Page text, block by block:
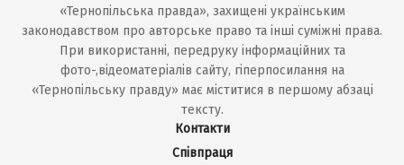
«Тернопільська правда», захищені українським
законодавством про авторське право та інші суміжні права.
При використанні, передруку інформаційних та
фото-,відеоматеріалів сайту, гіперпосилання на
«Тернопільську правду» має міститися в першому абзаці
тексту.
Контакти
Співпраця